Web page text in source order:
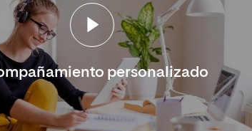
personalizado